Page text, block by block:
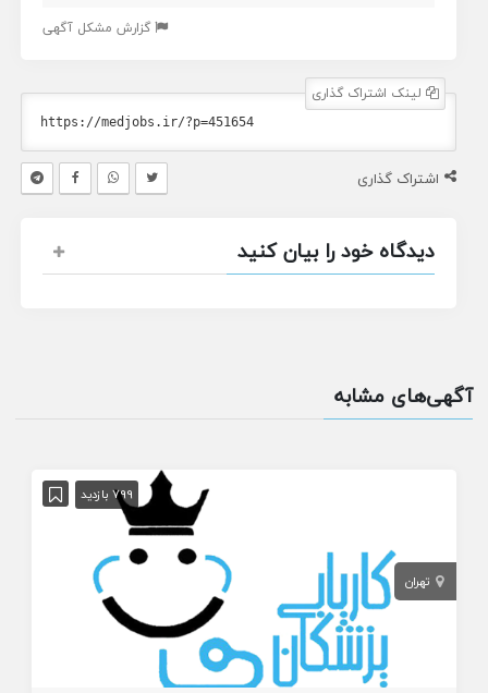
گزارش مشکل آگهی
لینک اشتراک گذاری
اشتراک گذاری
دیدگاه خود را بیان کنید
آگهی‌های مشابه
799 بازدید
تهران